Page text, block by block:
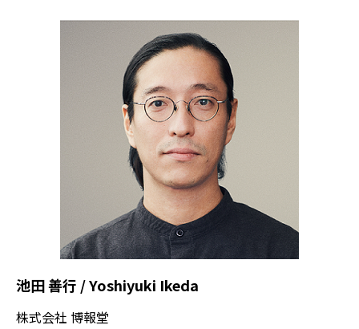
池田 善行 / Yoshiyuki Ikeda​
株式会社 博報堂